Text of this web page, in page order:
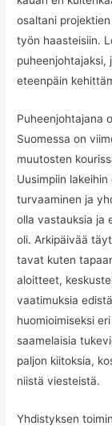
osaltani
työn haasteisiin.
puheenjohtajaksi,
eteenpäin
Puheenjohtajana
Suomessa on
muutosten
Uusimpiin
turvaaminen ja
olla vastauksia ja
oli. Arkipäivää
tavat kuten
aloitteet,
vaatimuksia
huomioimiseksi
saamelaisia
paljon kiitoksia,
niistä viesteistä.
Yhdistyksen